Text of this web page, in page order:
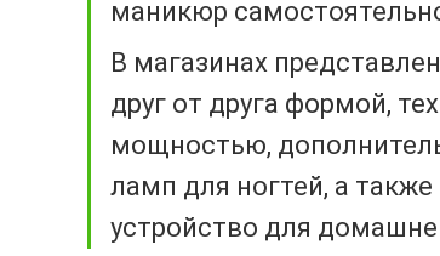
маникюр
В магазинах
друг от друга формой,
мощностью,
ламп для ногтей, а
устройство для